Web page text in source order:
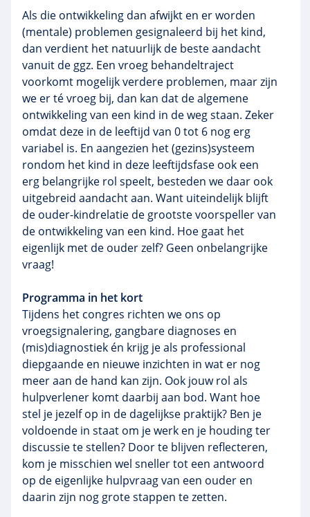
Als die ontwikkeling dan afwijkt en er worden
(mentale) problemen gesignaleerd bij het kind,
dan verdient het natuurlijk de beste aandacht
vanuit de ggz. Een vroeg behandeltraject
voorkomt mogelijk verdere problemen, maar zijn
we er té vroeg bij, dan kan dat de algemene
ontwikkeling van een kind in de weg staan. Zeker
omdat deze in de leeftijd van 0 tot 6 nog erg
variabel is. En aangezien het (gezins)systeem
rondom het kind in deze leeftijdsfase ook een
erg belangrijke rol speelt, besteden we daar ook
uitgebreid aandacht aan. Want uiteindelijk blijft
de ouder-kindrelatie de grootste voorspeller van
de ontwikkeling van een kind. Hoe gaat het
eigenlijk met de ouder zelf? Geen onbelangrijke
vraag!
Programma in het kort
Tijdens het congres richten we ons op
vroegsignalering, gangbare diagnoses en
(mis)diagnostiek én krijg je als professional
diepgaande en nieuwe inzichten in wat er nog
meer aan de hand kan zijn. Ook jouw rol als
hulpverlener komt daarbij aan bod. Want hoe
stel je jezelf op in de dagelijkse praktijk? Ben je
voldoende in staat om je werk en je houding ter
discussie te stellen? Door te blijven reflecteren,
kom je misschien wel sneller tot een antwoord
op de eigenlijke hulpvraag van een ouder en
daarin zijn nog grote stappen te zetten.